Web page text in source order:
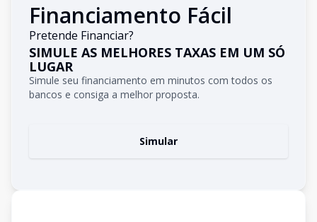
Financiamento Fácil
Pretende Financiar?
SIMULE AS MELHORES TAXAS EM UM SÓ
LUGAR
Simule seu financiamento em minutos com todos os
bancos e consiga a melhor proposta.
Simular